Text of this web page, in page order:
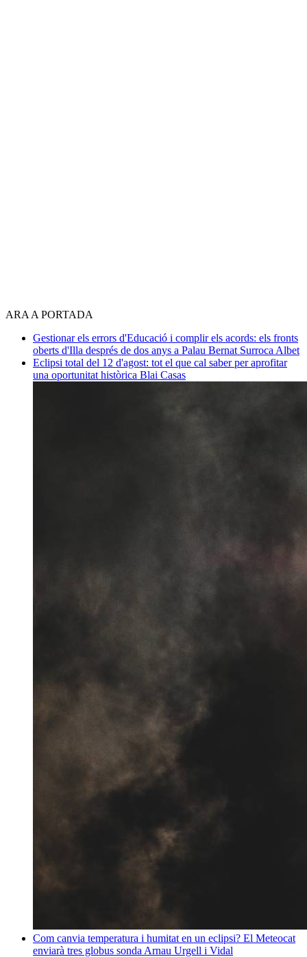
ARA A PORTADA
Gestionar els errors d'Educació i complir els acords: els fronts
oberts d'Illa després de dos anys a Palau Bernat Surroca Albet
Eclipsi total del 12 d'agost: tot el que cal saber per aprofitar
una oportunitat històrica Blai Casas
Com canvia temperatura i humitat en un eclipsi? El Meteocat
enviarà tres globus sonda Arnau Urgell i Vidal